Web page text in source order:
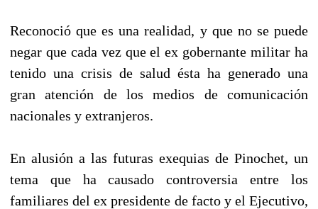
Reconoció que es una realidad, y que no se puede
negar que cada vez que el ex gobernante militar ha
tenido una crisis de salud ésta ha generado una
gran atención de los medios de comunicación
nacionales y extranjeros.
En alusión a las futuras exequias de Pinochet, un
tema que ha causado controversia entre los
familiares del ex presidente de facto y el Ejecutivo,